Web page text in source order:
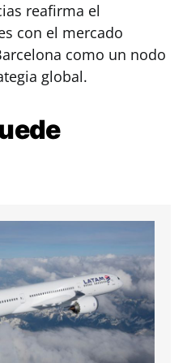
reafirma el
con el mercado
como un nodo
global.